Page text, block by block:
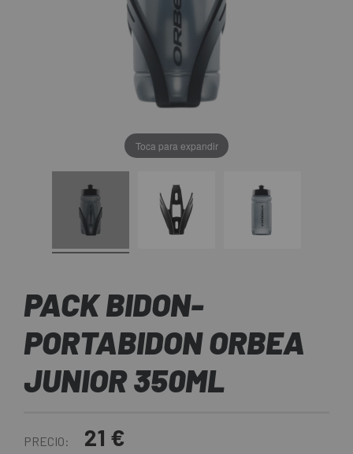
Toca para expandir
PACK BIDON-
PORTABIDON ORBEA
JUNIOR 350ML
PRECIO: 21 €